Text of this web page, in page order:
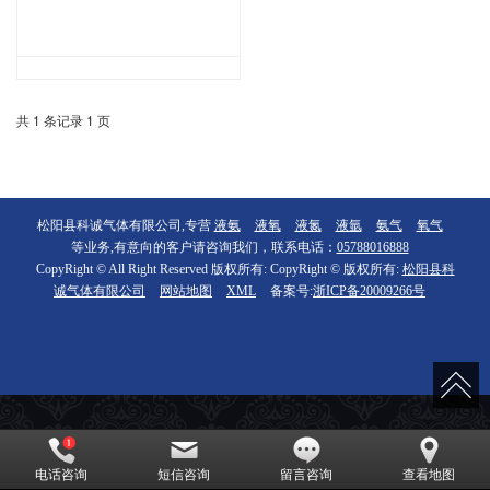
共 1 条记录 1 页
松阳县科诚气体有限公司,专营 液氨 液氧 液氮 液氩 氨气
氧气
等业务,有意向的客户请咨询我们，联系电话： 05788016888
CopyRight © All Right Reserved 版权所有: CopyRight © 版权所有: 松阳县科
诚气体有限公司
网站地图 XML 备案号:浙ICP备20009266号
电话咨询 短信咨询 留言咨询 查看地图